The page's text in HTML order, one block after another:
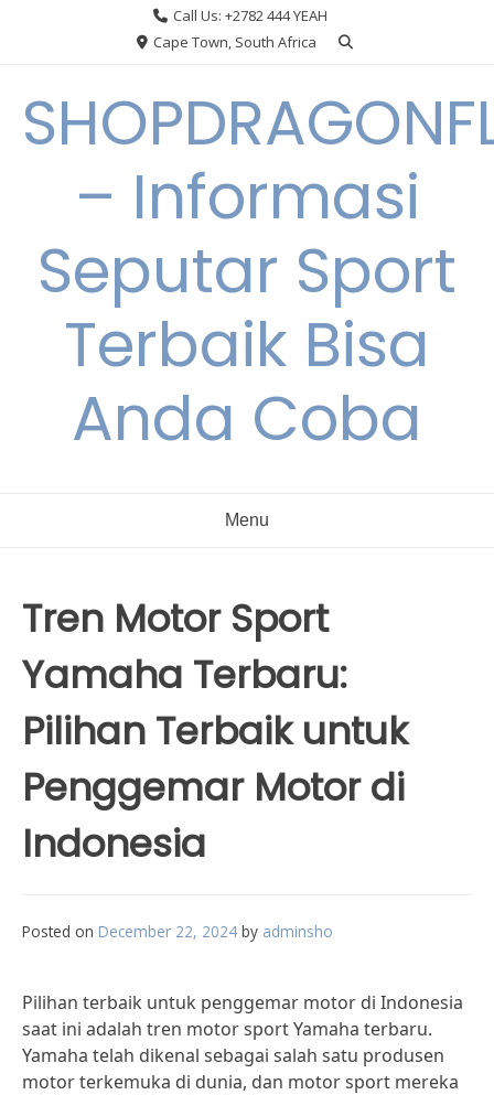
Call Us: +2782 444 YEAH
Cape Town, South Africa
– Informasi
Seputar Sport
Terbaik Bisa
Anda Coba
Menu
Tren Motor Sport
Yamaha Terbaru:
Pilihan Terbaik untuk
Penggemar Motor di
Indonesia
Posted on December 22, 2024 by adminsho
Pilihan terbaik untuk penggemar motor di Indonesia
saat ini adalah tren motor sport Yamaha terbaru.
Yamaha telah dikenal sebagai salah satu produsen
motor terkemuka di dunia, dan motor sport mereka